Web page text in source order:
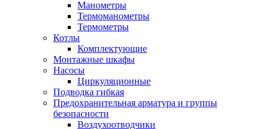
Манометры
Термоманометры
Термометры
Котлы
Комплектующие
Монтажные шкафы
Насосы
Циркуляционные
Подводка гибкая
Предохранительная арматура и группы
безопасности
Воздухоотводчики